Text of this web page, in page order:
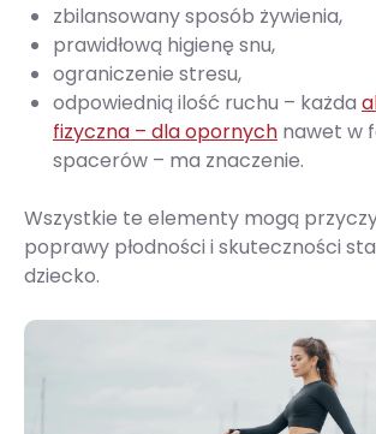
zbilansowany sposób żywienia,
prawidłową higienę snu,
ograniczenie stresu,
odpowiednią ilość ruchu – każda
fizyczna – dla opornych nawet w
spacerów – ma znaczenie.
Wszystkie te elementy mogą
poprawy płodności i skuteczności
dziecko.